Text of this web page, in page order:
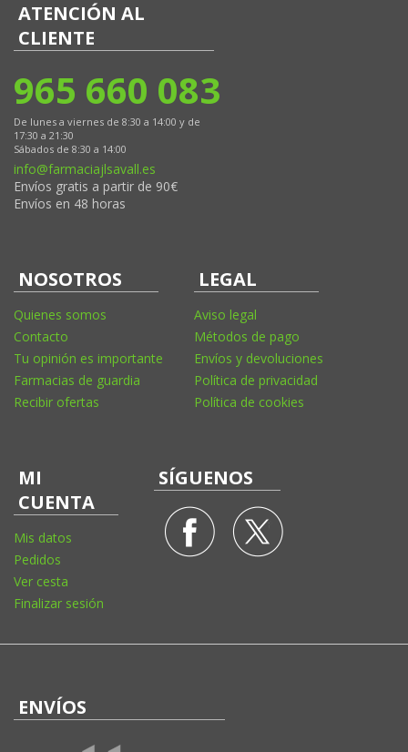
ATENCIÓN AL
CLIENTE
965 660 083
De lunes a viernes de 8:30 a 14:00 y de
17:30 a 21:30
Sábados de 8:30 a 14:00
info@farmaciajlsavall.es
Envíos gratis a partir de 90€
Envíos en 48 horas
NOSOTROS
Quienes somos
Contacto
Tu opinión es importante
Farmacias de guardia
Recibir ofertas
LEGAL
Aviso legal
Métodos de pago
Envíos y devoluciones
Política de privacidad
Política de cookies
MI
CUENTA
Mis datos
Pedidos
Ver cesta
Finalizar sesión
SÍGUENOS
ENVÍOS